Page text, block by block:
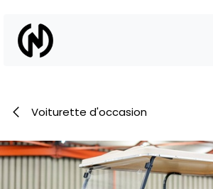
Voiturette d'occasion